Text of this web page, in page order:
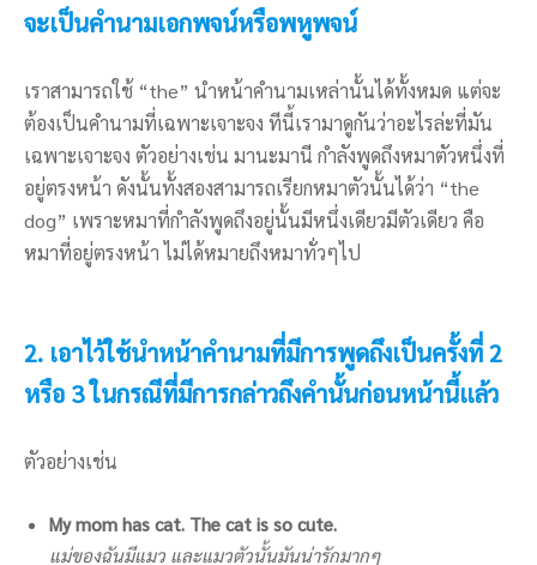
จะเป็นคำนามเอกพจน์หรือพหูพจน์
เราสามารถใช้ “the” นำหน้าคำนามเหล่านั้นได้ทั้งหมด แต่จะ
ต้องเป็นคำนามที่เฉพาะเจาะจง ทีนี้เรามาดูกันว่าอะไรล่ะที่มัน
เฉพาะเจาะจง ตัวอย่างเช่น มานะมานี กำลังพูดถึงหมาตัวหนึ่งที่
อยู่ตรงหน้า ดังนั้นทั้งสองสามารถเรียกหมาตัวนั้นได้ว่า “the
dog” เพราะหมาที่กำลังพูดถึงอยู่นั้นมีหนึ่งเดียวมีตัวเดียว คือ
หมาที่อยู่ตรงหน้า ไม่ได้หมายถึงหมาทั่วๆไป
2. เอาไว้ใช้นำหน้าคำนามที่มีการพูดถึงเป็นครั้งที่ 2
หรือ 3 ในกรณีที่มีการกล่าวถึงคำนั้นก่อนหน้านี้แล้ว
ตัวอย่างเช่น
My mom has cat. The cat is so cute.
แม่ของฉันมีแมว และแมวตัวนั้นมันน่ารักมากๆ